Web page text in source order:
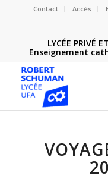
Contact Accès
LYCÉE PRIVÉ
Enseignement